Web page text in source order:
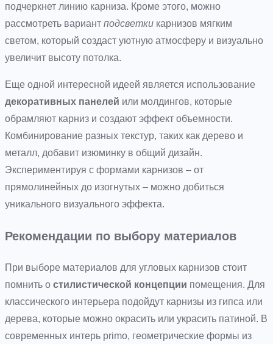
подчеркнет линию карниза. Кроме этого, можно
рассмотреть вариант подсветки карнизов мягким
светом, который создаст уютную атмосферу и визуально
увеличит высоту потолка.
Еще одной интересной идеей является использование
декоративных панелей или молдингов, которые
обрамляют карниз и создают эффект объемности.
Комбинирование разных текстур, таких как дерево и
металл, добавит изюминку в общий дизайн.
Экспериментируя с формами карнизов – от
прямолинейных до изогнутых – можно добиться
уникального визуального эффекта.
Рекомендации по выбору материалов
При выборе материалов для угловых карнизов стоит
помнить о стилистической концепции помещения. Для
классического интерьера подойдут карнизы из гипса или
дерева, которые можно окрасить или украсить патиной. В
современных интерь primo, геометрические формы из